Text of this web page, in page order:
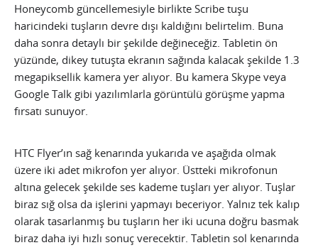
Honeycomb güncellemesiyle birlikte Scribe tuşu
haricindeki tuşların devre dışı kaldığını belirtelim. Buna
daha sonra detaylı bir şekilde değineceğiz. Tabletin ön
yüzünde, dikey tutuşta ekranın sağında kalacak şekilde 1.3
megapiksellik kamera yer alıyor. Bu kamera Skype veya
Google Talk gibi yazılımlarla görüntülü görüşme yapma
fırsatı sunuyor.
HTC Flyer’ın sağ kenarında yukarıda ve aşağıda olmak
üzere iki adet mikrofon yer alıyor. Üstteki mikrofonun
altına gelecek şekilde ses kademe tuşları yer alıyor. Tuşlar
biraz sığ olsa da işlerini yapmayı beceriyor. Yalnız tek kalıp
olarak tasarlanmış bu tuşların her iki ucuna doğru basmak
biraz daha iyi hızlı sonuç verecektir. Tabletin sol kenarında